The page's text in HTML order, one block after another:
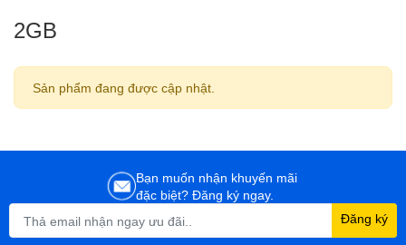
2GB
Sản phẩm đang được cập nhật.
Bạn muốn nhận khuyến mãi
đặc biệt? Đăng ký ngay.
Đăng ký